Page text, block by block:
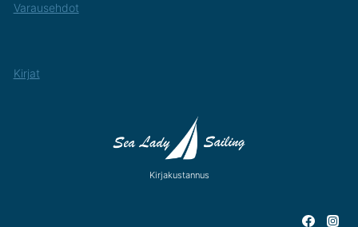
Varausehdot
Kirjat
Kirjakustannus